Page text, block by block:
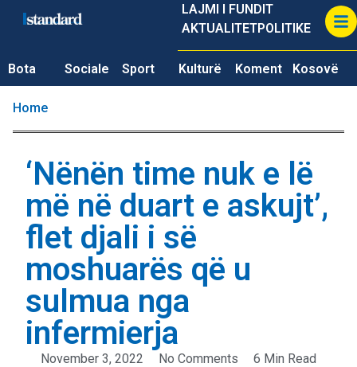
LAJMI I FUNDIT
AKTUALITETPOLITIKE
Bota Sociale Sport Kulturë Koment Kosovë
Home
‘Nënën time nuk e lë
më në duart e askujt’,
flet djali i së
moshuarës që u
sulmua nga
infermierja
November 3, 2022 No Comments
6 Min Read